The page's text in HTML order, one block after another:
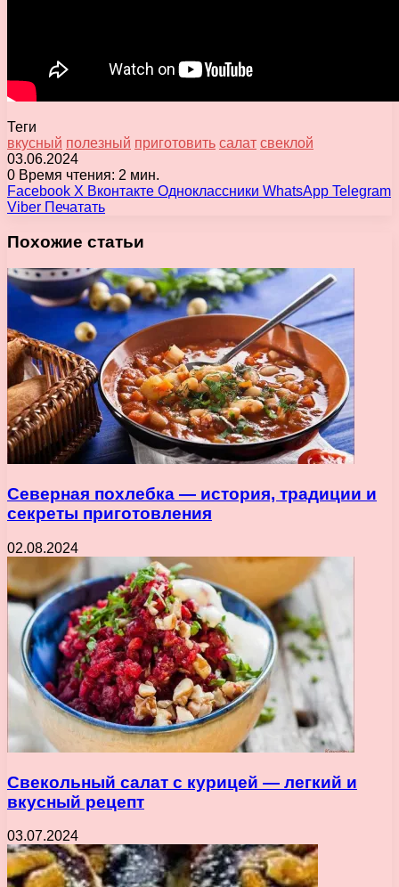
Теги
вкусный полезный приготовить салат свеклой
03.06.2024
0 Время чтения: 2 мин.
Facebook X Вконтакте Одноклассники WhatsApp Telegram
Viber Печатать
Похожие статьи
Северная похлебка — история, традиции и
секреты приготовления
02.08.2024
Свекольный салат с курицей — легкий и
вкусный рецепт
03.07.2024